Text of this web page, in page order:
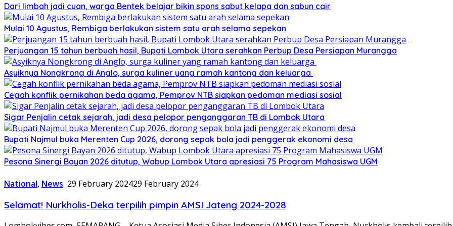
Dari limbah jadi cuan, warga Bentek belajar bikin spons sabut kelapa dan sabun cair
Mulai 10 Agustus, Rembiga berlakukan sistem satu arah selama sepekan
Perjuangan 15 tahun berbuah hasil, Bupati Lombok Utara serahkan Perbup Desa Persiapan Murangga
Asyiknya Nongkrong di Anglo, surga kuliner yang ramah kantong dan keluarga
Cegah konflik pernikahan beda agama, Pemprov NTB siapkan pedoman mediasi sosial
Sigar Penjalin cetak sejarah, jadi desa pelopor penganggaran TB di Lombok Utara
Bupati Najmul buka Merenten Cup 2026, dorong sepak bola jadi penggerak ekonomi desa
Pesona Sinergi Bayan 2026 ditutup, Wabup Lombok Utara apresiasi 75 Program Mahasiswa UGM
National, News 29 February 202429 February 2024
Selamat! Nurkholis-Deka terpilih pimpin AMSI Jateng 2024-2028